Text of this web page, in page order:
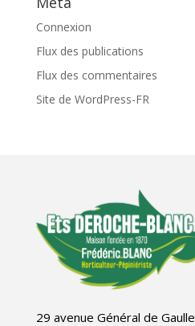
Connexion
Flux des publications
Flux des commentaires
Site de WordPress-FR
29 avenue Général de Gaulle